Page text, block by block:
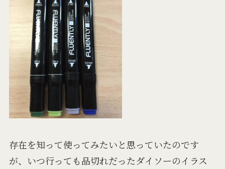
存在を知って使ってみたいと思っていたのです
が、いつ行っても品切れだったダイソーのイラス